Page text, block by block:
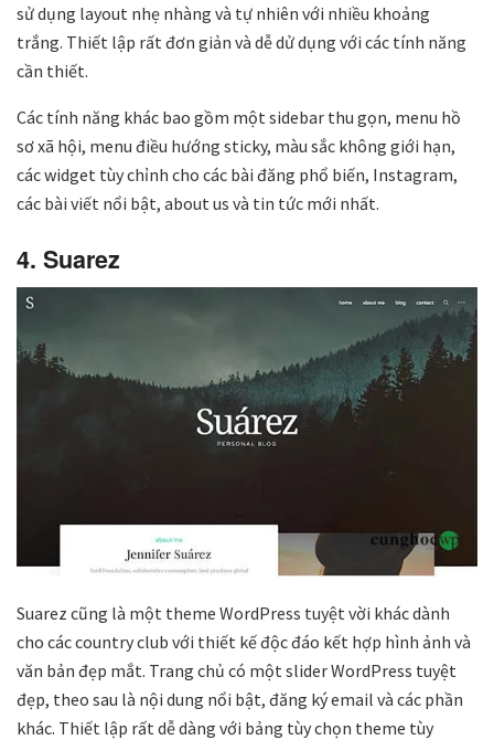
sử dụng layout nhẹ nhàng và tự nhiên với nhiều khoảng
trắng. Thiết lập rất đơn giản và dễ dử dụng với các tính năng
cần thiết.
Các tính năng khác bao gồm một sidebar thu gọn, menu hồ
sơ xã hội, menu điều hướng sticky, màu sắc không giới hạn,
các widget tùy chỉnh cho các bài đăng phổ biến, Instagram,
các bài viết nổi bật, about us và tin tức mới nhất.
4. Suarez
Suarez cũng là một theme WordPress tuyệt vời khác dành
cho các country club với thiết kế độc đáo kết hợp hình ảnh và
văn bản đẹp mắt. Trang chủ có một slider WordPress tuyệt
đẹp, theo sau là nội dung nổi bật, đăng ký email và các phần
khác. Thiết lập rất dễ dàng với bảng tùy chọn theme tùy